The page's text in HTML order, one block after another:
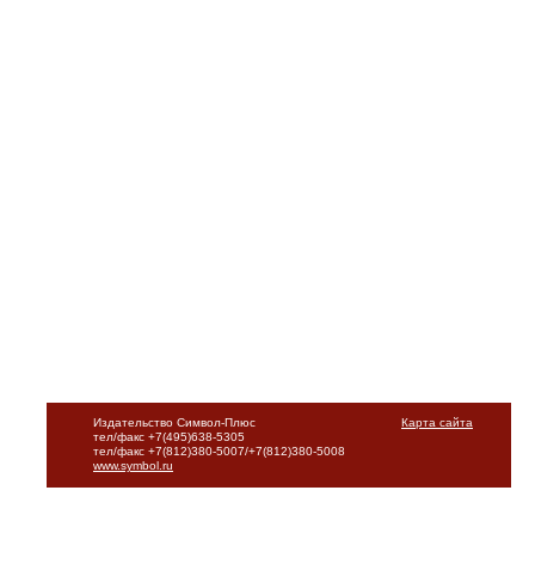
Карта сайта
Издательство Символ-Плюс
тел/факс +7(495)638-5305
тел/факс +7(812)380-5007/+7(812)380-5008
www.symbol.ru